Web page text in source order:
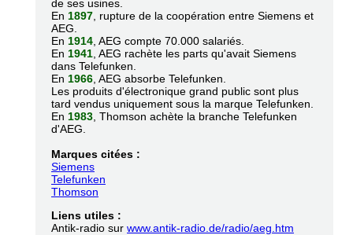
de ses usines.
En 1897 , rupture de la coopération entre Siemens et
AEG.
En 1914 , AEG compte 70.000 salariés.
En 1941 , AEG rachète les parts qu'avait Siemens
dans Telefunken.
En 1966 , AEG absorbe Telefunken.
Les produits d'électronique grand public sont plus
tard vendus uniquement sous la marque Telefunken.
En 1983 , Thomson achète la branche Telefunken
d'AEG.
Marques citées :
Siemens
Telefunken
Thomson
Liens utiles :
Antik-radio sur www.antik-radio.de/radio/aeg.htm